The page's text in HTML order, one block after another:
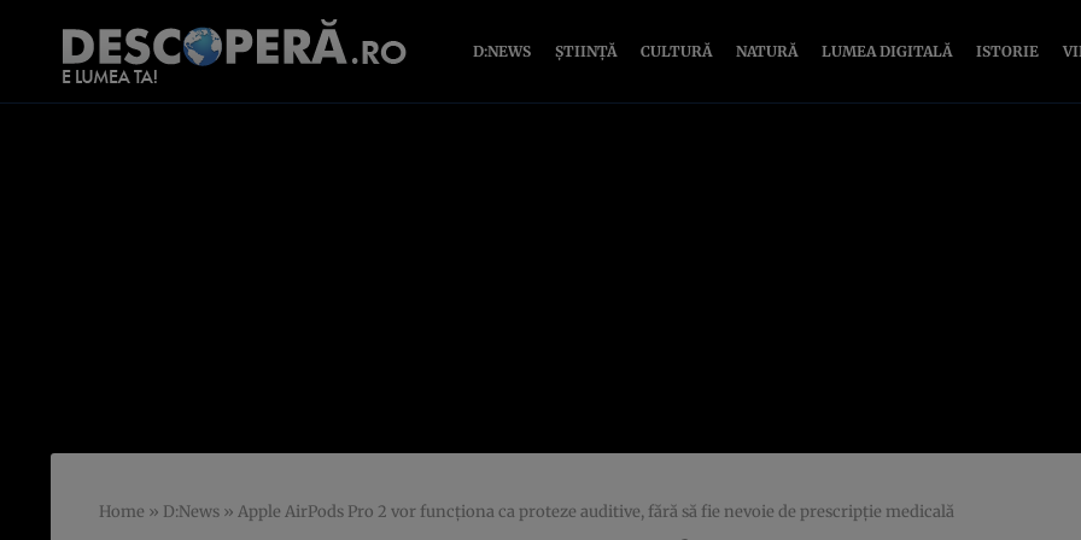
D:NEWS ȘTIINȚĂ CULTURĂ NATURĂ LUMEA DIGITALĂ ISTORIE
Home » D:News » Apple AirPods Pro 2 vor funcționa ca proteze auditive, fără să fie nevoie de prescripție medicală